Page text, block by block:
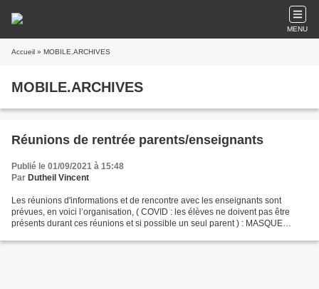
MENU
Accueil » MOBILE.ARCHIVES
MOBILE.ARCHIVES
Réunions de rentrée parents/enseignants
Publié le 01/09/2021 à 15:48
Par Dutheil Vincent
Les réunions d'informations et de rencontre avec les enseignants sont
prévues, en voici l’organisation, ( COVID : les élèves ne doivent pas être
présents durant ces réunions et si possible un seul parent ) : MASQUE